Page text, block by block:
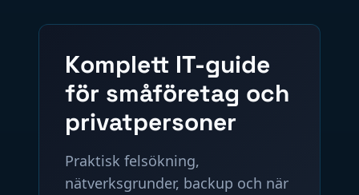
Komplett IT-guide
för småföretag och
privatpersoner
Praktisk felsökning,
nätverksgrunder, backup och när